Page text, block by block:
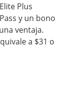
Plus
y un bono
ventaja.
a $31 o